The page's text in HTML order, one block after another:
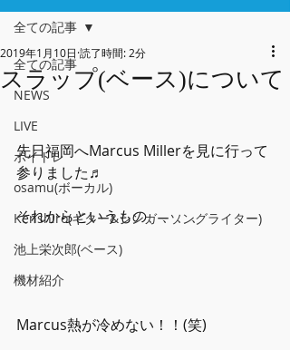
全ての記事
NEWS
LIVE
ボイトレ
osamu(ボーカル)
Kenshiro(ギター&シンガーソングライター)
池上栄次郎(ベース)
機材紹介
全ての記事
スラップ(ベース)について
2019年1月10日 読了時間: 2分
先日福岡へMarcus Millerを見に行って
参りました♬
それからというもの、、、、
Marcus熱が冷めない！！(笑)